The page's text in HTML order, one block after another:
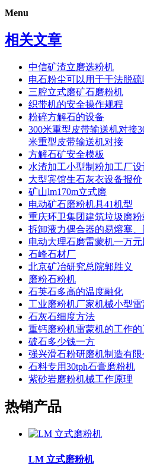
Menu
相关文章
中信矿渣立磨选粉机
电石粉尘可以用于干法脱硫
三腔立式磨矿石磨粉机
织带机的安全操作规程
粉碎方解石的设备
300米重型皮带输送机对接
米重型皮带输送机对接
方解石矿安全模板
水渣加工小型制粉加工厂设
大型宾馆生石灰衣设备报价
矿山lm170m立式磨
电动矿石磨粉机具41机型
重庆环卫集团建筑垃圾磨粉
拆卸液力偶合器的易熔塞
电动大理石磨雷蒙机一万
石峰石材厂
北京矿冶研究总院郭胜义
磨粉石粉机
石英石多高的温度融化
工业磨粉机厂家机械小型雷
石灰石细度方法
重钙磨粉机雷蒙机的工作
破石多少钱一方
强兴滑石粉研磨机制造有限
石料专用30tph石膏磨粉机
紫砂岩磨粉机械工作原理
热销产品
LM 立式磨粉机